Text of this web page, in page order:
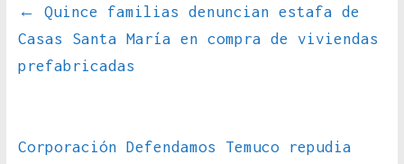
←
Quince familias denuncian estafa de
Casas Santa María en compra de viviendas
prefabricadas
Corporación Defendamos Temuco repudia